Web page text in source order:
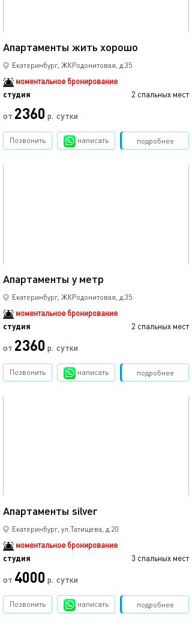
Апартаменты жить хорошо
Екатеринбург, ЖКРодонитовая, д.35
моментальное бронирование
студия
2 спальных мест
от 2360 р. сутки
подробнее
Позвонить написать Забронировать
Апартаменты у метр
Екатеринбург, ЖКРодонитовая, д.35
моментальное бронирование
студия
2 спальных мест
от 2360 р. сутки
подробнее
Позвонить написать Забронировать
Апартаменты silver
Екатеринбург, ул.Татищева, д.20
моментальное бронирование
студия
3 спальных мест
от 4000 р. сутки
подробнее
Позвонить написать Забронировать